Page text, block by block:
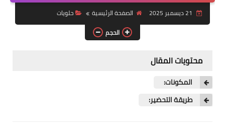
أطباق جانبية
مقبلات
الصفحة الرئيسية
حلويات
الحجم
محتويات المقال
المكونات:
طريقة التحضير: